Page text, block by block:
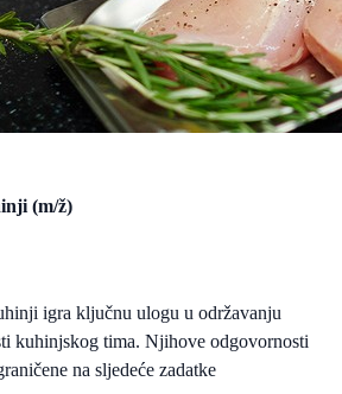
(m/ž)
igra ključnu ulogu u održavanju
kuhinjskog tima. Njihove odgovornosti
na sljedeće zadatke